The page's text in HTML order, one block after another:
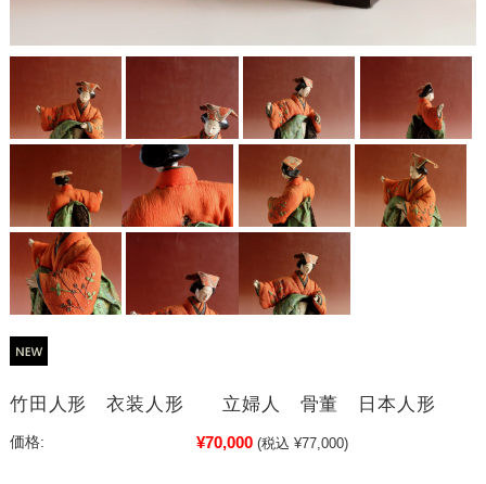
竹田人形 衣装人形 立婦人 骨董 日本人形
価格: ¥70,000 (税込 ¥77,000)